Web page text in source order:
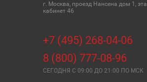
г. Москва, проезд Нансена дом 1,
кабинет 46
+7 (495) 268-04-06
8 (800) 777-08-96
СЕГОДНЯ C 09:00 ДО 21:00 ПО МСК